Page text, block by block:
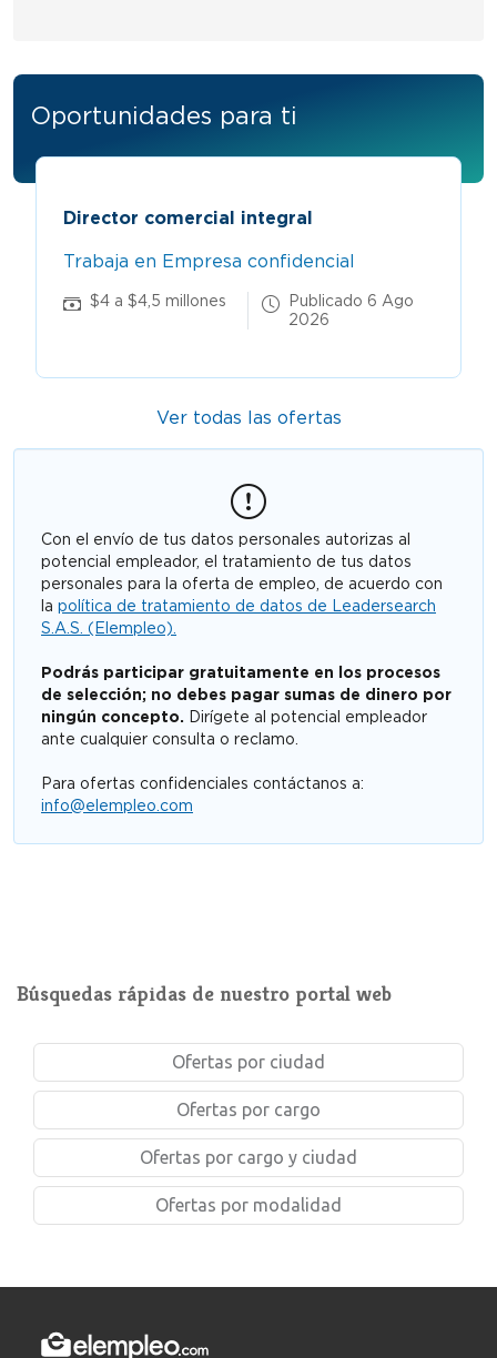
Oportunidades para ti
Director comercial integral
Trabaja en Empresa confidencial
$4 a $4,5 millones
Publicado 6 Ago
2026
Ver todas las ofertas
Con el envío de tus datos personales autorizas al
potencial empleador, el tratamiento de tus datos
personales para la oferta de empleo, de acuerdo con
la política de tratamiento de datos de Leadersearch
S.A.S. (Elempleo).
Podrás participar gratuitamente en los procesos
de selección; no debes pagar sumas de dinero por
ningún concepto. Dirígete al potencial empleador
ante cualquier consulta o reclamo.
Para ofertas confidenciales contáctanos a:
info@elempleo.com
Búsquedas rápidas de nuestro portal web
Ofertas por ciudad
Ofertas por cargo
Ofertas por cargo y ciudad
Ofertas por modalidad